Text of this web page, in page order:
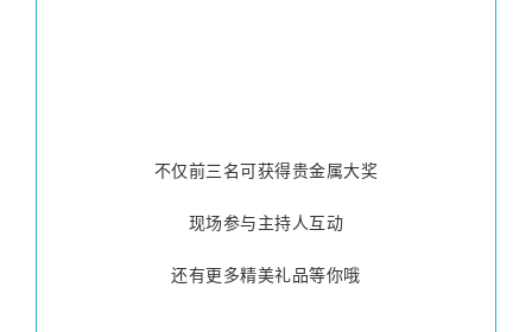
不仅前三名可获得贵金属大奖
现场参与主持人互动
还有更多精美礼品等你哦